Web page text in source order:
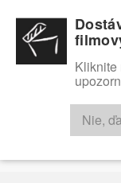
Kliknite
Nie,